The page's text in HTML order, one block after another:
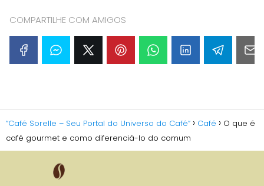
COMPARTILHE COM AMIGOS
“Café Sorelle – Seu Portal do Universo do Café” Café
O que é
café gourmet e como diferenciá-lo do comum